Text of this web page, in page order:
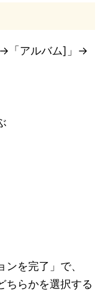
→「 アルバム]」 →
ンを完了」で、
ちらかを選択する